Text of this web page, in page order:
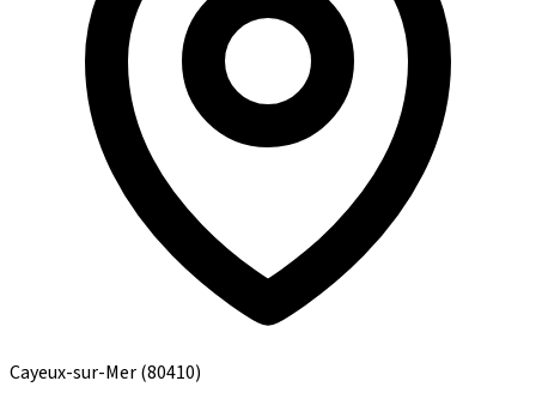
Cayeux-sur-Mer(80410)